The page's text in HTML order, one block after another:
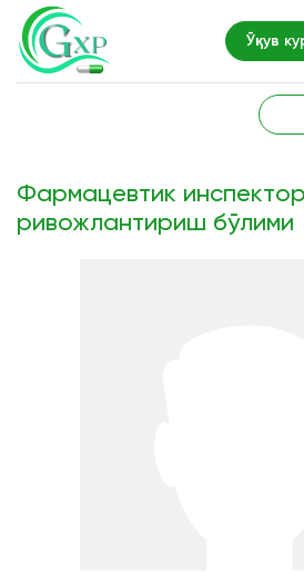
Ўқув
Фармацевтик
ривожлантириш бўлими